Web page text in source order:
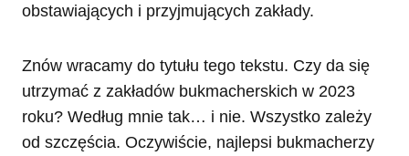
obstawiających i przyjmujących zakłady.
Znów wracamy do tytułu tego tekstu. Czy da się
utrzymać z zakładów bukmacherskich w 2023
roku? Według mnie tak… i nie. Wszystko zależy
od szczęścia. Oczywiście, najlepsi bukmacherzy